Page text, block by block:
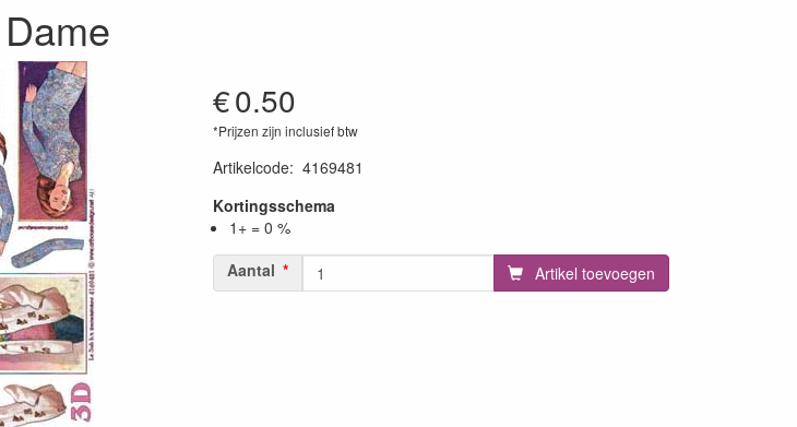
€0.50
*Prijzen zijn inclusief btw
Artikelcode: 4169481
Kortingsschema
1+ = 0 %
Aantal
Artikel toevoegen